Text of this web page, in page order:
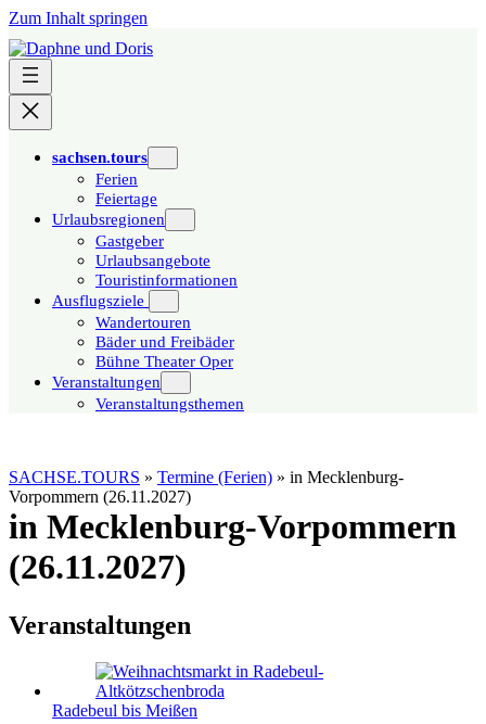
Zum Inhalt springen
sachsen.tours
Ferien
Feiertage
Urlaubsregionen
Gastgeber
Urlaubsangebote
Touristinformationen
Ausflugsziele
Wandertouren
Bäder und Freibäder
Bühne Theater Oper
Veranstaltungen
Veranstaltungsthemen
SACHSE.TOURS » Termine (Ferien) » in Mecklenburg-
Vorpommern (26.11.2027)
in Mecklenburg-Vorpommern
(26.11.2027)
Veranstaltungen
Radebeul bis Meißen